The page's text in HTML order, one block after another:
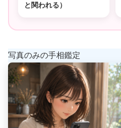
と関われる）
写真のみの手相鑑定